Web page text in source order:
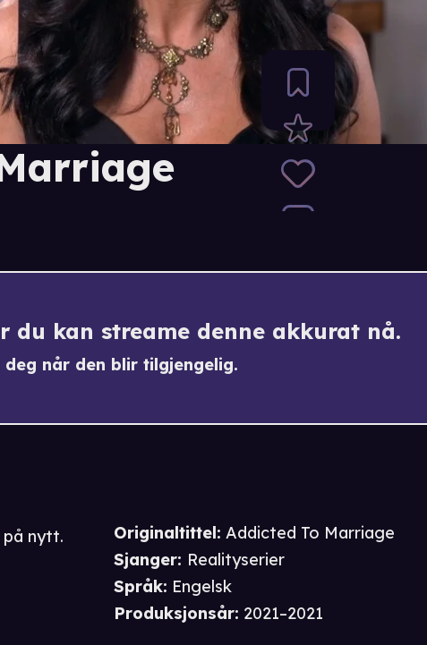
du kan streame denne akkurat nå.
når den blir tilgjengelig.
Originaltittel: Addicted To Marriage
Sjanger: Realityserier
Språk: Engelsk
Produksjonsår: 2021–2021
nytt.